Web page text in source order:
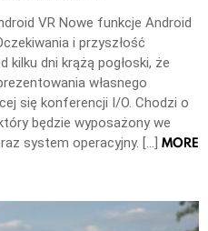
VR Nowe funkcje Android
i przyszłość
kilku dni krążą pogłoski, że
własnego
się konferencji I/O. Chodzi o
będzie wyposażony we
system operacyjny. […] MORE